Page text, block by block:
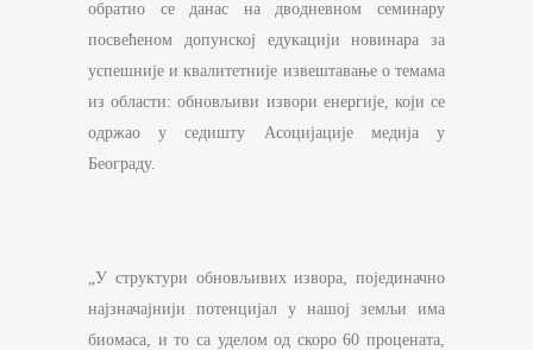
обратио се данас на дводневном семинару
посвећеном допунској едукацији новинара за
успешније и квалитетније извештавање о темама
из области: обновљиви извори енергије, који се
одржао у седишту Асоцијације медија у
Београду.
„У структури обновљивих извора, појединачно
најзначајнији потенцијал у нашој земљи има
биомаса, и то са уделом од скоро 60 процената,